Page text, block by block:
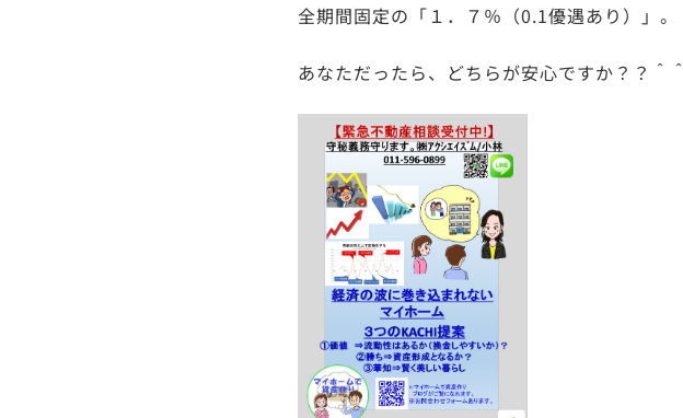
全期間固定の「１．７％（0.1優遇あり）」。
あなただったら、どちらが安心ですか？？＾＾